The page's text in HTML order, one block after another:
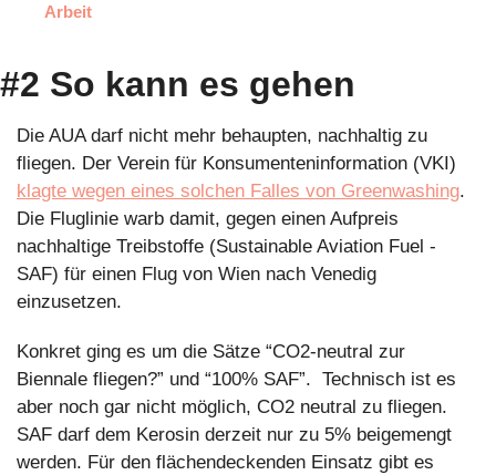
Arbeit
#2 So kann es gehen
Die AUA darf nicht mehr behaupten, nachhaltig zu
klagte wegen eines solchen Falles von Greenwashing.
Die Fluglinie warb damit, gegen einen Aufpreis
nachhaltige Treibstoffe (Sustainable Aviation Fuel -
SAF) für einen Flug von Wien nach Venedig
einzusetzen.
Konkret ging es um die Sätze “CO2-neutral zur
Biennale fliegen?” und “100% SAF”.  Technisch ist es
aber noch gar nicht möglich, CO2 neutral zu fliegen.
SAF darf dem Kerosin derzeit nur zu 5% beigemengt
werden. Für den flächendeckenden Einsatz gibt es